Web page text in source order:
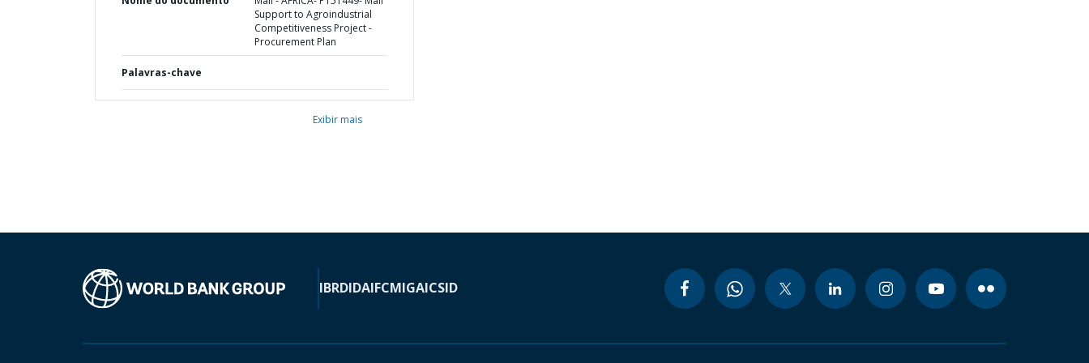
Support to Agroindustrial
Competitiveness Project -
Procurement Plan
Palavras-chave
Exibir mais
IBRDIDAIFCMIGAICSID